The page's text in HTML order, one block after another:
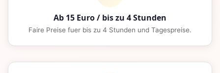
Ab 15 Euro / bis zu 4 Stunden
Faire Preise fuer bis zu 4 Stunden und Tagespreise.